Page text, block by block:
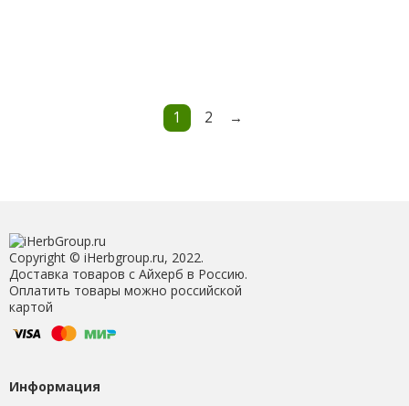
1 2 →
Copyright © iHerbgroup.ru, 2022.
Доставка товаров с Айхерб в Россию.
Оплатить товары можно российской
картой
Информация